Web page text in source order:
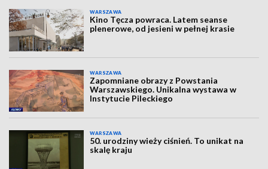
WARSZAWA
Kino Tęcza powraca. Latem seanse
plenerowe, od jesieni w pełnej krasie
WARSZAWA
Zapomniane obrazy z Powstania
Warszawskiego. Unikalna wystawa w
Instytucie Pileckiego
WARSZAWA
50. urodziny wieży ciśnień. To unikat na
skalę kraju